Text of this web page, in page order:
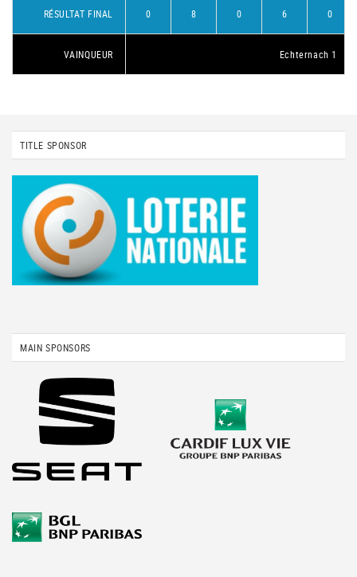
RÉSULTAT FINAL 0 8 0 6 0
VAINQUEUR Echternach 1
TITLE SPONSOR
MAIN SPONSORS